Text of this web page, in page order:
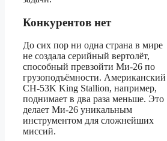
Конкурентов нет
До сих пор ни одна страна в мире
не создала серийный вертолёт,
способный превзойти Ми-26 по
грузоподъёмности. Американский
CH-53K King Stallion, например,
поднимает в два раза меньше. Это
делает Ми-26 уникальным
инструментом для сложнейших
миссий.